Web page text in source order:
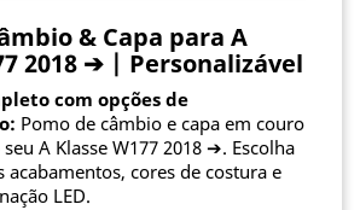
& Capa para A
2018 ➔ | Personalizável
com opções de
Pomo de câmbio e capa em couro
A Klasse W177 2018 ➔. Escolha
acabamentos, cores de costura e
LED.